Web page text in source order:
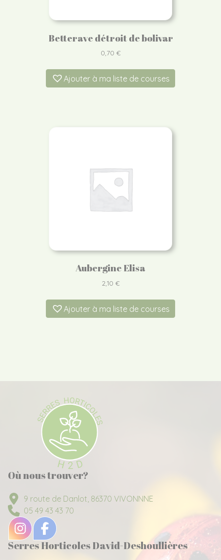
Betterave détroit de bolivar
0,70 €
Ajouter à ma liste de courses
Aubergine Elisa
2,10 €
Ajouter à ma liste de courses
Où nous trouver?
9 route de Danlot, 86370 VIVONNNE
05 49 43 43 70
Serres Horticoles David-Deshoullières